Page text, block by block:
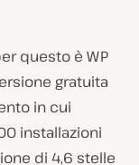
questo è WP
gratuita
in cui
installazioni
di 4,6 stelle